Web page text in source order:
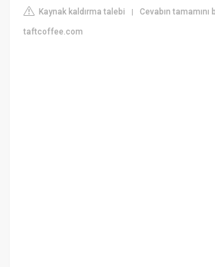
Kaynak kaldırma talebi |Cevabın tamamını
taftcoffee.com